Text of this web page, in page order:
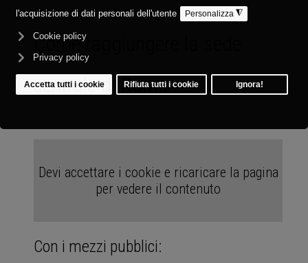
Come raggiungere la sede
centrale di Roma
Devi accettare i cookie e ricaricare la pagina
per vedere il contenuto
Con i mezzi pubblici: